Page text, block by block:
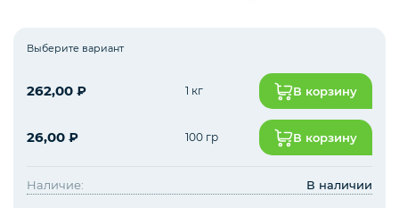
Замороженные ягоды/фрукты/овощи/грибы
Выберите вариант
262,00 ₽ 1 кг В корзину
26,00 ₽ 100 гр В корзину
Наличие: В наличии